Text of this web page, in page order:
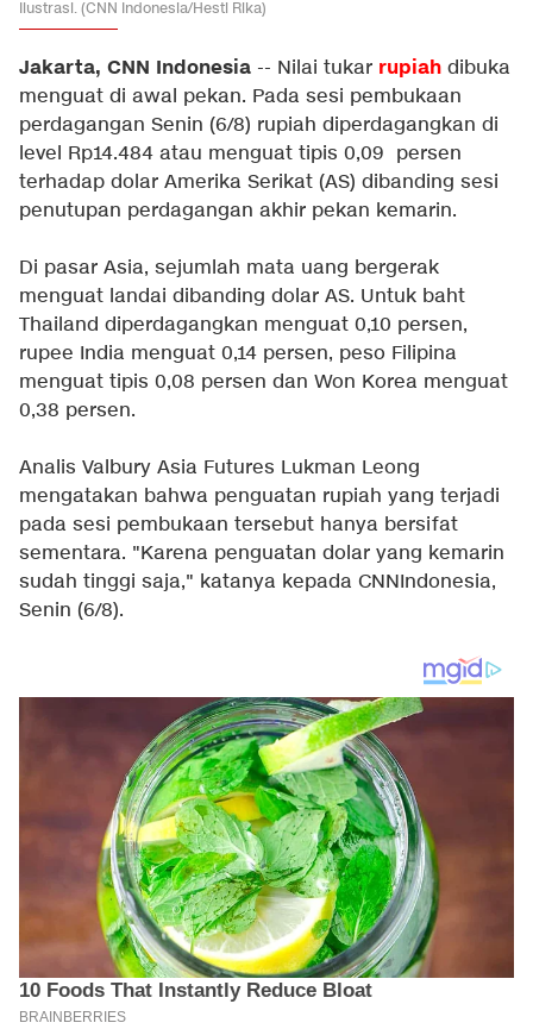
Ilustrasi. (CNN Indonesia/Hesti Rika)
Jakarta, CNN Indonesia -- Nilai tukar rupiah dibuka
menguat di awal pekan. Pada sesi pembukaan
perdagangan Senin (6/8) rupiah diperdagangkan di
level Rp14.484 atau menguat tipis 0,09 persen
terhadap dolar Amerika Serikat (AS) dibanding sesi
penutupan perdagangan akhir pekan kemarin.
Di pasar Asia, sejumlah mata uang bergerak
menguat landai dibanding dolar AS. Untuk baht
Thailand diperdagangkan menguat 0,10 persen,
rupee India menguat 0,14 persen, peso Filipina
menguat tipis 0,08 persen dan Won Korea menguat
0,38 persen.
Analis Valbury Asia Futures Lukman Leong
mengatakan bahwa penguatan rupiah yang terjadi
pada sesi pembukaan tersebut hanya bersifat
sementara. "Karena penguatan dolar yang kemarin
sudah tinggi saja," katanya kepada CNNIndonesia,
Senin (6/8).